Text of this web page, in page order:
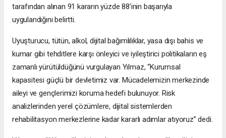
tarafından alınan 91 kararın yüzde 88’inin başarıyla
uygulandığını belirtti.
Uyuşturucu, tütün, alkol, dijital bağımlılıklar, yasa dışı bahis ve
kumar gibi tehditlere karşı önleyici ve iyileştirici politikaların eş
zamanlı yürütüldüğünü vurgulayan Yılmaz, “Kurumsal
kapasitesi güçlü bir devletimiz var. Mücadelemizin merkezinde
aileyi ve gençlerimizi koruma hedefi bulunuyor. Risk
analizlerinden yerel çözümlere, dijital sistemlerden
rehabilitasyon merkezlerine kadar kararlı adımlar atıyoruz” dedi.